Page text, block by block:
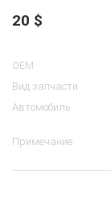
20 $
OEM
Вид запчасти
Автомобиль
Примечание